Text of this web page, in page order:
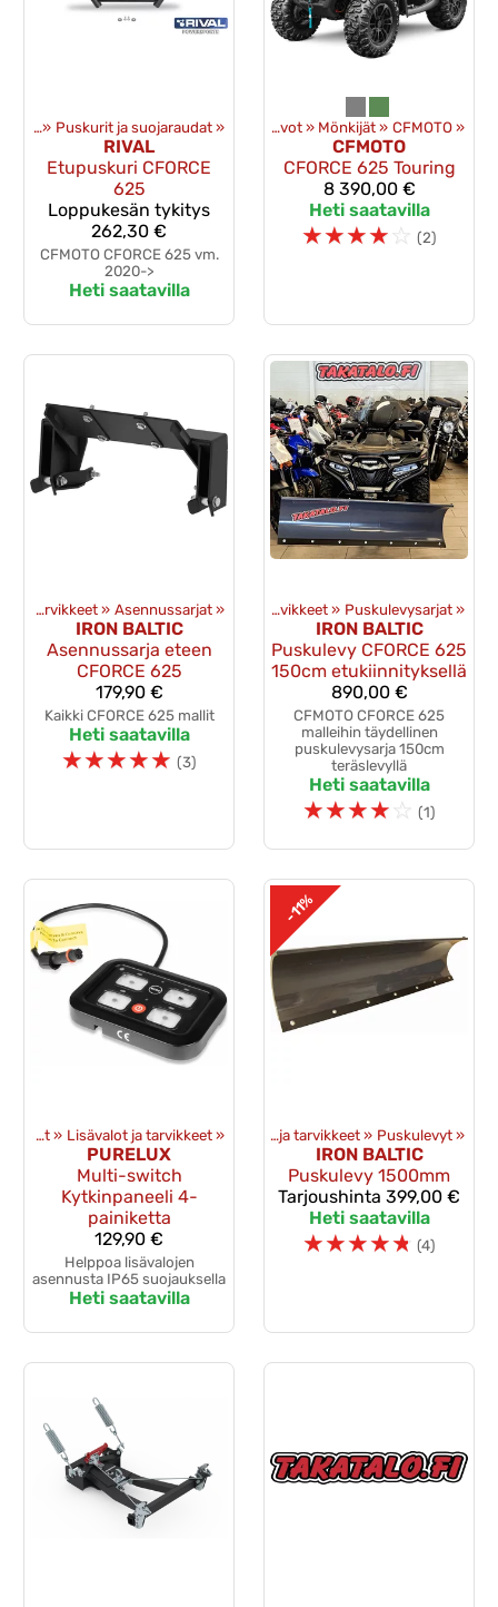
‪» Puskurit ja suojaraudat ‪»
RIVAL
Etupuskuri CFORCE
625
Loppukesän tykitys
262,30 €
CFMOTO CFORCE 625 vm.
2020->
Heti saatavilla
Tuotteet ‪» Uudet ajoneuvot ‪» Mönkijät ‪» CFMOTO ‪»
CFMOTO
CFORCE 625 Touring
8 390,00 €
Heti saatavilla
☆☆☆☆☆ (2)
Puskulevyt ja tarvikkeet ‪» Asennussarjat ‪»
IRON BALTIC
Asennussarja eteen
CFORCE 625
179,90 €
Kaikki CFORCE 625 mallit
Heti saatavilla
☆☆☆☆☆ (3)
Mönkijän lisävarusteet ‪» Puskulevyt ja tarvikkeet ‪» Puskulevysarjat ‪»
IRON BALTIC
Puskulevy CFORCE 625
150cm etukiinnityksellä
890,00 €
CFMOTO CFORCE 625
malleihin täydellinen
puskulevysarja 150cm
teräslevyllä
Heti saatavilla
☆☆☆☆☆ (1)
Mönkijän lisävarusteet ‪» Lisävalot ja tarvikkeet ‪»
PURELUX
Multi-switch
Kytkinpaneeli 4-
painiketta
129,90 €
Helppoa lisävalojen
asennusta IP65 suojauksella
Heti saatavilla
-11%
Mönkijän lisävarusteet ‪» Puskulevyt ja tarvikkeet ‪» Puskulevyt ‪»
IRON BALTIC
Puskulevy 1500mm
Tarjoushinta 399,00 €
Heti saatavilla
☆☆☆☆☆ (4)